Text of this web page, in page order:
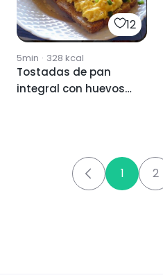
12
5min · 328 kcal
Tostadas de pan
integral con huevos
1 2